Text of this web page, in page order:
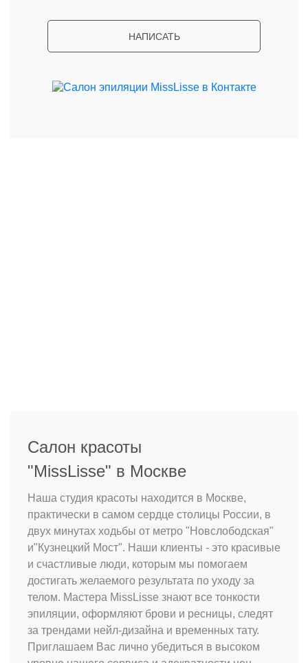
НАПИСАТЬ
Салон красоты
"MissLisse" в Москве
Наша студия красоты находится в Москве,
практически в самом сердце столицы России, в
двух минутах ходьбы от метро "Новслободская"
и"Кузнецкий Мост". Наши клиенты - это красивые
и счастливые люди, которым мы помогаем
достигать желаемого результата по уходу за
телом. Мастера MissLisse знают все тонкости
эпиляции, оформляют брови и ресницы, следят
за трендами нейл-дизайна и временных тату.
Приглашаем Вас лично убедиться в высоком